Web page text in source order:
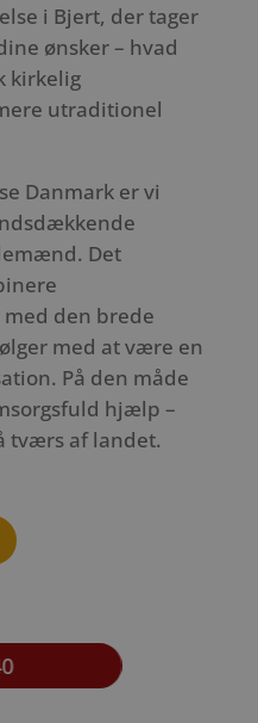
i Bjert, der tager
ønsker – hvad
kirkelig
utraditionel
Danmark er vi
Det
den brede
med at være en
På den måde
hjælp –
tværs af landet.